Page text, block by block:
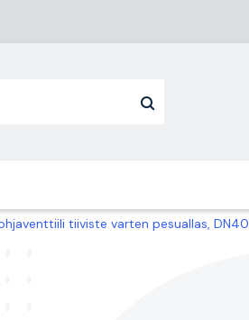
tiiviste varten pesuallas, DN40